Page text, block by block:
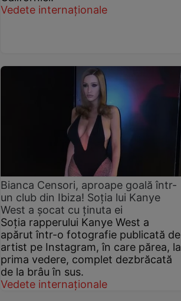
Vedete internaționale
Bianca Censori, aproape goală într-
un club din Ibiza! Soția lui Kanye
West a șocat cu ținuta ei
Soția rapperului Kanye West a
apărut într-o fotografie publicată de
artist pe Instagram, în care părea, la
prima vedere, complet dezbrăcată
de la brâu în sus.
Vedete internaționale